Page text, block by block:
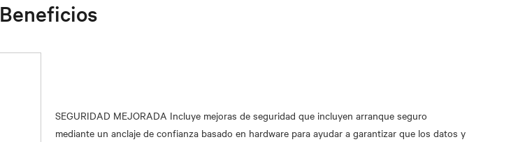
Beneficios
SEGURIDAD MEJORADA Incluye mejoras de seguridad que incluyen arranque seguro
mediante un anclaje de confianza basado en hardware para ayudar a garantizar que los datos y